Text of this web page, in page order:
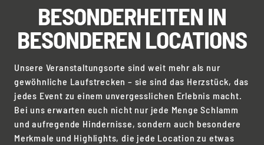
BESONDERHEITEN IN
BESONDEREN LOCATIONS
Unsere Veranstaltungsorte sind weit mehr als nur
gewöhnliche Laufstrecken – sie sind das Herzstück, das
jedes Event zu einem unvergesslichen Erlebnis macht.
Bei uns erwarten euch nicht nur jede Menge Schlamm
und aufregende Hindernisse, sondern auch besondere
Merkmale und Highlights, die jede Location zu etwas